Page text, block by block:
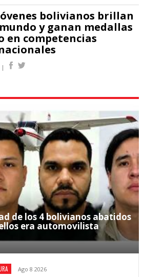
bolivianos brillan
y ganan medallas
en competencias
|
de los 4 bolivianos abatidos
era automovilista
Ago 8 2026